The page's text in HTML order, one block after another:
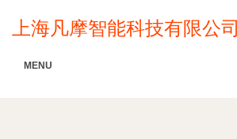
上海凡摩智能科技有限公司
MENU